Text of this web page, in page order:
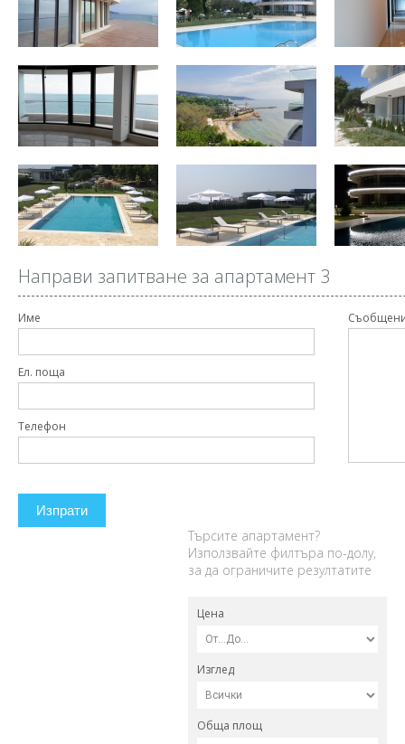
Направи запитване за апартамент 3
Име
Ел. поща
Телефон
Изпрати
Търсите апартамент?
Използвайте филтъра по-долу,
за да ограничите резултатите
Цена
Изглед
Обща площ